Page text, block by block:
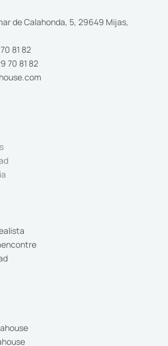
de Calahonda, 5, 29649 Mijas,
81 82
70 81 82